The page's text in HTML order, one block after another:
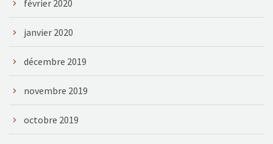
février 2020
janvier 2020
décembre 2019
novembre 2019
octobre 2019